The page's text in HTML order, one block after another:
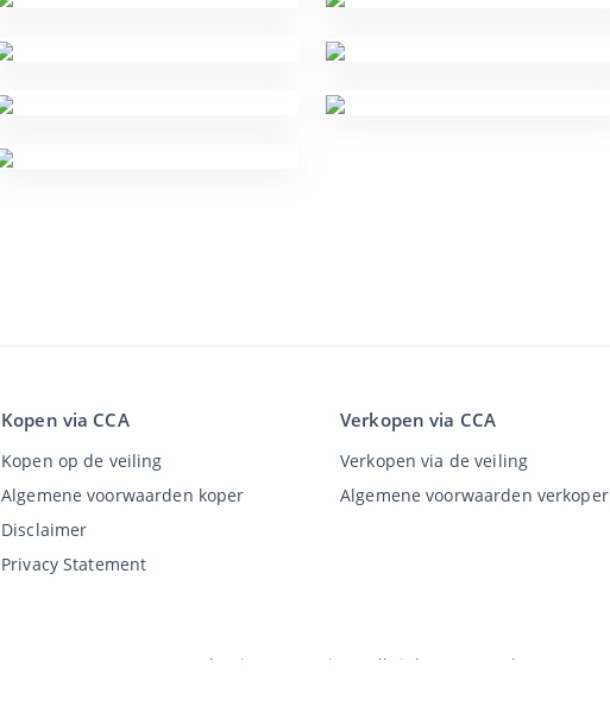
Kopen via CCA
Kopen op de veiling
Algemene voorwaarden koper
Disclaimer
Privacy Statement
Verkopen via CCA
Verkopen via de veiling
Algemene voorwaarden verkoper
Classic Car Auctions All rights reserved